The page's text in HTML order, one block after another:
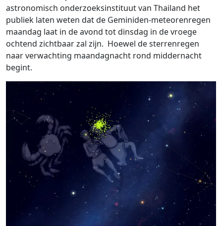
astronomisch onderzoeksinstituut van Thailand het
publiek laten weten dat de Geminiden-meteorenregen
maandag laat in de avond tot dinsdag in de vroege
ochtend zichtbaar zal zijn. Hoewel de sterrenregen
naar verwachting maandagnacht rond middernacht
begint.